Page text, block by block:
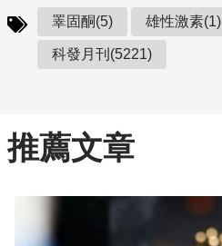
睪固酮(5) 雄性激素(1)
科發月刊(5221)
推薦文章